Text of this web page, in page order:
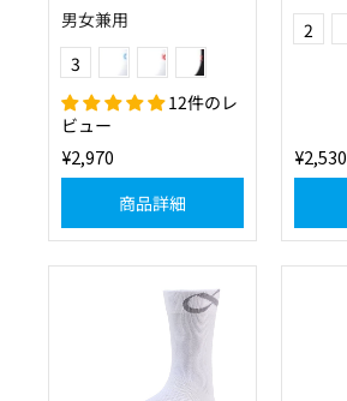
男女兼用
Color
3
(1030)ブラック×レッド
12件のレ
ビュー
¥2,970
商品詳細
Color
2
¥2,530